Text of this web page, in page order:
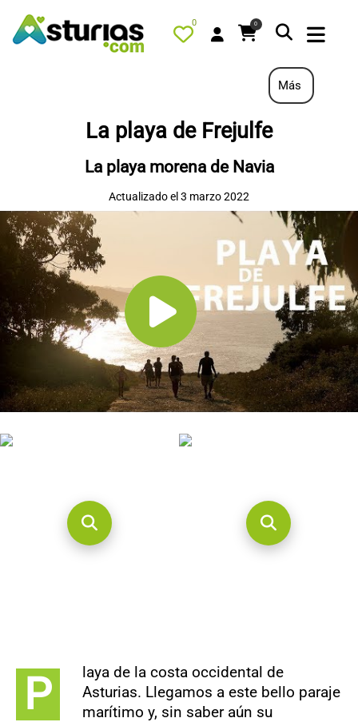
0 0
PORTADA
QUÉ HACER
ALOJAMIENTOS
RESTAURANTES
TURISMO ACTIVO
TIENDA
AGENDA
OFERTAS
CONTACTO
Más
La playa de Frejulfe
La playa morena de Navia
Actualizado el 3 marzo 2022
P
laya de la costa occidental de
Asturias. Llegamos a este bello paraje
marítimo y, sin saber aún su